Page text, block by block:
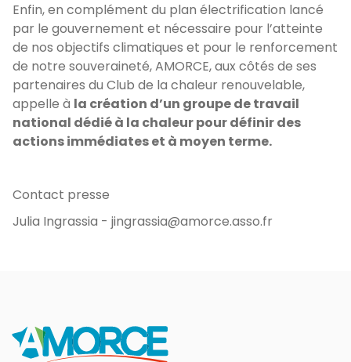
Enfin, en complément du plan électrification lancé
par le gouvernement et nécessaire pour l’atteinte
de nos objectifs climatiques et pour le renforcement
de notre souveraineté, AMORCE, aux côtés de ses
partenaires du Club de la chaleur renouvelable,
appelle à la création d’un groupe de travail
national dédié à la chaleur pour définir des
actions immédiates et à moyen terme.
Contact presse
Julia Ingrassia - jingrassia@amorce.asso.fr